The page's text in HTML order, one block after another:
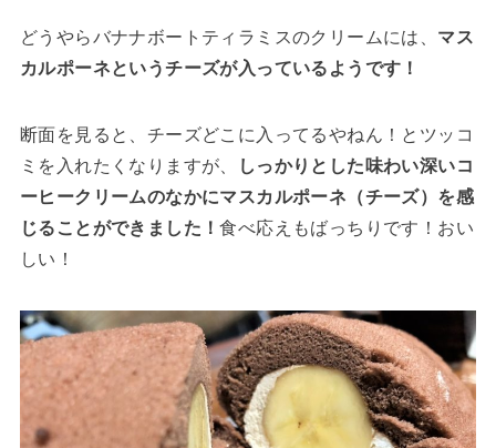
どうやらバナナボートティラミスのクリームには、 マス
カルポーネというチーズが入っているようです！
断面を見ると、チーズどこに入ってるやねん！とツッコ
ミを入れたくなりますが、
しっかりとした味わい深いコ
ーヒークリームのなかにマスカルポーネ（チーズ）を感
じることができました！食べ応えもばっちりです！おい
しい！